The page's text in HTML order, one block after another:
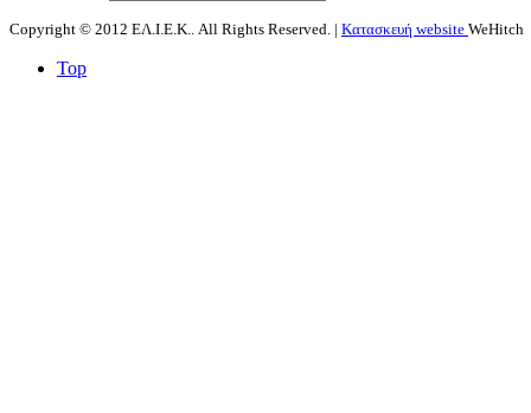
Copyright © 2012 ΕΛ.Ι.Ε.Κ.. All Rights Reserved. | Κατασκευή website WeHitch
Top